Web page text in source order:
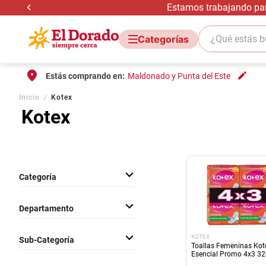
Estamos trabajando
¿Qué estás
Estás comprando en: Maldonado y Punta del Este
Inicio Kotex
Kotex
Departamento
Categoría
Sub-Categoría KOTEX
Toallas Femeninas
Esencial Promo 4x3